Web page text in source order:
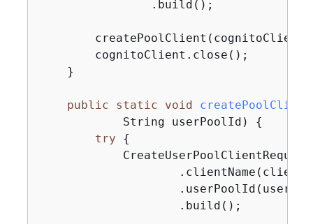
                .build();
        cognitoClient.close();
    }
public static void createPoolClient
            String userPoolId)
{
try
{
                    .build();